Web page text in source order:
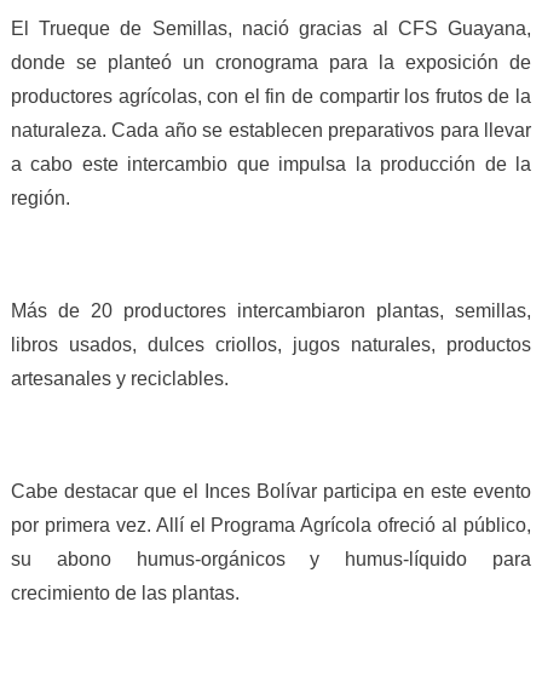
El Trueque de Semillas, nació gracias al CFS Guayana,
donde se planteó un cronograma para la exposición de
productores agrícolas, con el fin de compartir los frutos de la
naturaleza. Cada año se establecen preparativos para llevar
a cabo este intercambio que impulsa la producción de la
región.
Más de 20 productores intercambiaron plantas, semillas,
libros usados, dulces criollos, jugos naturales, productos
artesanales y reciclables.
Cabe destacar que el Inces Bolívar participa en este evento
por primera vez. Allí el Programa Agrícola ofreció al público,
su abono humus-orgánicos y humus-líquido para
crecimiento de las plantas.